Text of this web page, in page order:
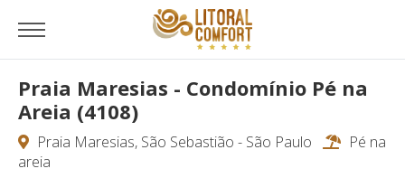
Praia Maresias - Condomínio Pé na
Areia (4108)
Praia Maresias, São Sebastião - São Paulo
Pé na
areia